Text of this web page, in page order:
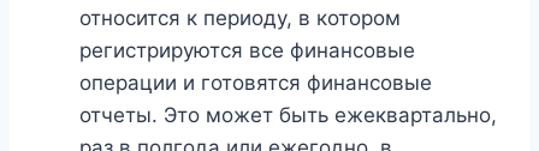
относится к периоду, в котором
регистрируются все финансовые
операции и готовятся финансовые
отчеты. Это может быть ежеквартально,